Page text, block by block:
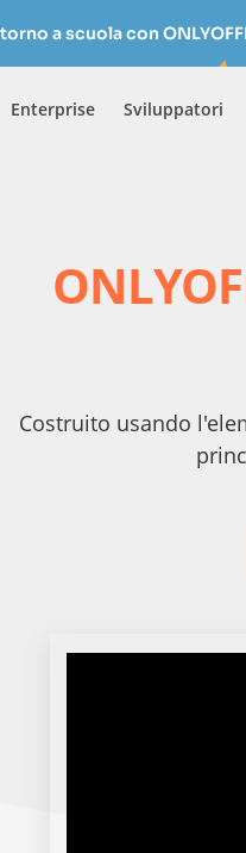
a scuola con
Enterprise Sviluppatori
Costruito usando